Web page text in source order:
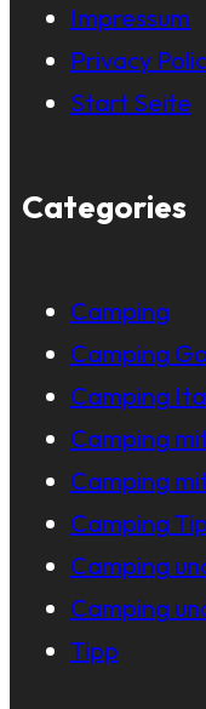
Impressum
Privacy
Start Seite
Categories
Camping
Camping
Camping
Camping
Camping
Camping
Camping
Camping
Tipp